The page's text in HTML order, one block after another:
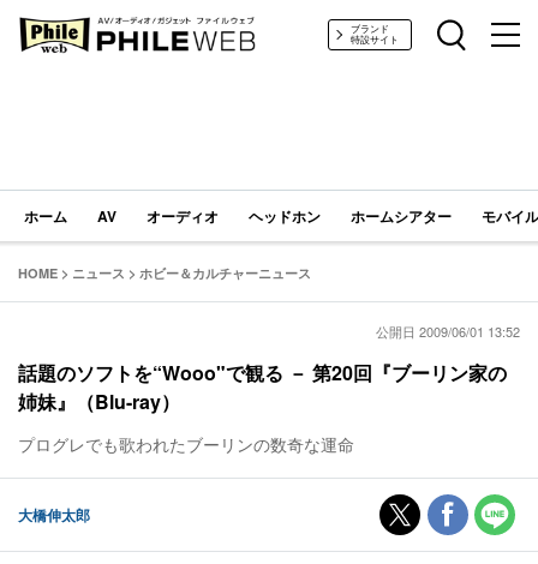
PHILE WEB｜AV/オーディオ/ガジェットブランド
特設サイト
ホーム AV オーディオ ヘッドホン ホームシアター モバイ
HOME > ニュース > ホビー＆カルチャーニュース
公開日 2009/06/01 13:52
話題のソフトを“Wooo"で観る － 第20回『ブーリン家の
姉妹』（Blu-ray）
プログレでも歌われたブーリンの数奇な運命
大橋伸太郎